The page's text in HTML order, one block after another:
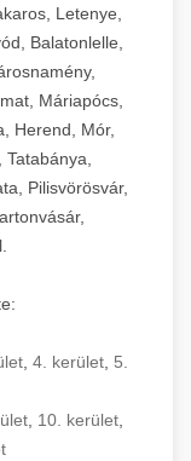
Letenye,
Balatonlelle,
Máriapócs,
Herend, Mór,
Tatabánya,
Pilisvörösvár,
, 4. kerület, 5.
, 10. kerület,